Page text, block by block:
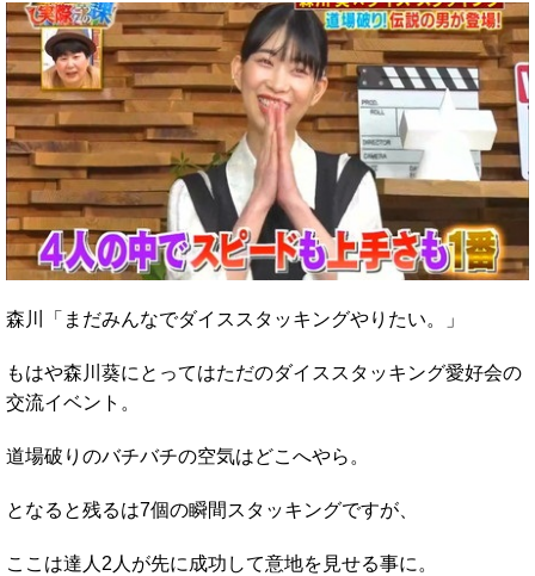
森川「まだみんなでダイススタッキングやりたい。」
もはや森川葵にとってはただのダイススタッキング愛好会の
交流イベント。
道場破りのバチバチの空気はどこへやら。
となると残るは7個の瞬間スタッキングですが、
ここは達人2人が先に成功して意地を見せる事に。